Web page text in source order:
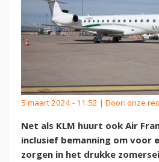
5 maart 2024 - 11:52 | Door: onze
Net als KLM huurt ook Air
inclusief bemanning om
zorgen in het drukke